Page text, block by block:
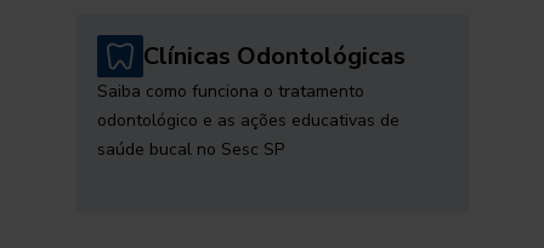
Clínicas Odontológicas
Saiba como funciona o tratamento
odontológico e as ações educativas de
saúde bucal no Sesc SP